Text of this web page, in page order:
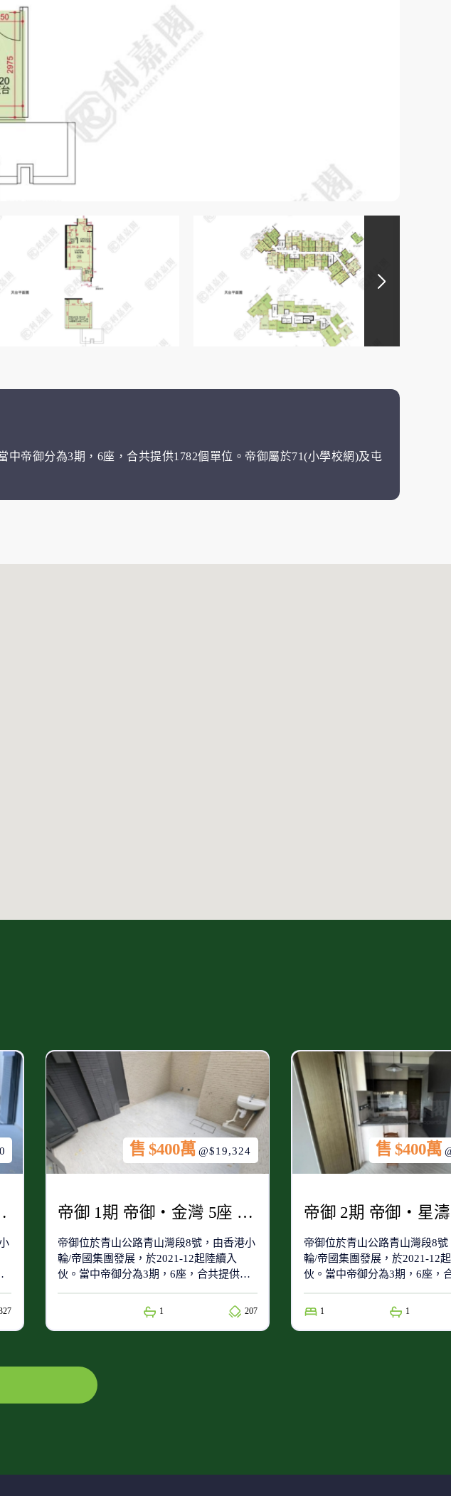
帝御分為3期，6座，合共提供1782個單位。帝御屬於71(小學校網)及屯
層 7室 帝御 1期 帝御‧金灣 5座 7室
帝御位於青山公路青山灣段8號，由香港小
輪/帝國集團發展，於2021-12起陸續入
伙。當中帝御分為3期，6座，合共提供
1 207
售 $400萬 @$19,324
帝御位於青山公路青山灣段8
輪/帝國集團發展，於2021-12
伙。當中帝御分為3期，6座，
門區(中學校網)。
1 1
售 $400萬